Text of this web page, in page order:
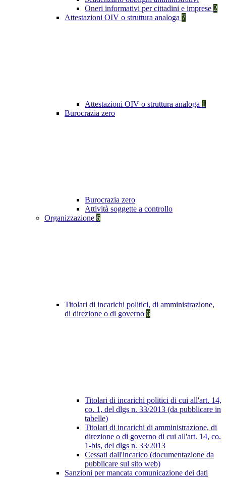
Oneri informativi per cittadini e imprese 2
Attestazioni OIV o struttura analoga 7
Attestazioni OIV o struttura analoga 1
Burocrazia zero
Burocrazia zero
Attività soggette a controllo
Organizzazione 6
Titolari di incarichi politici, di amministrazione,
di direzione o di governo 6
Titolari di incarichi politici di cui all'art. 14,
co. 1, del dlgs n. 33/2013 (da pubblicare in
tabelle)
Titolari di incarichi di amministrazione, di
direzione o di governo di cui all'art. 14, co.
1-bis, del dlgs n. 33/2013
Cessati dall'incarico (documentazione da
pubblicare sul sito web)
Sanzioni per mancata comunicazione dei dati